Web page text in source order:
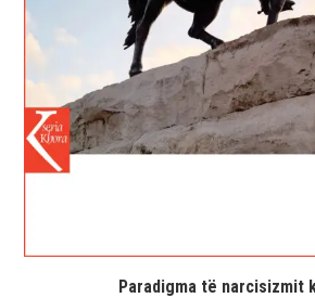
Paradigma të narcisizmit